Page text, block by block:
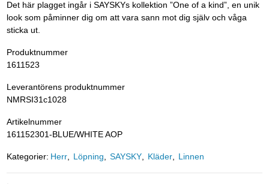
Det här plagget ingår i SAYSKYs kollektion ”One of a kind”, en unik
look som påminner dig om att vara sann mot dig själv och våga
sticka ut.
Produktnummer
1611523
Leverantörens produktnummer
NMRSI31c1028
Artikelnummer
161152301-BLUE/WHITE AOP
Kategorier: Herr Löpning SAYSKY Kläder Linnen